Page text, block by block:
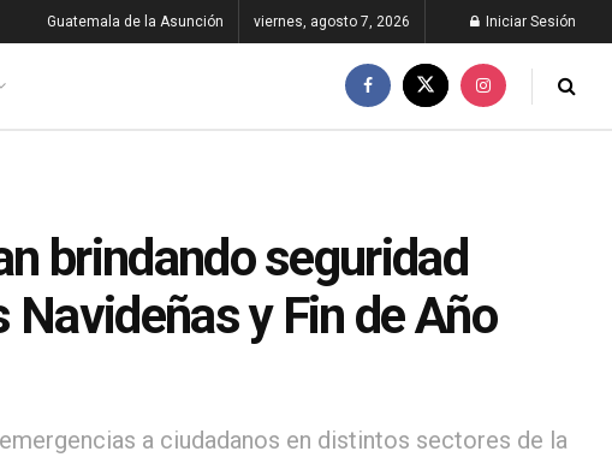
Guatemala de la Asunción viernes, agosto 7, 2026 Iniciar Sesión
brindando seguridad
y Fin de Año
a ciudadanos en distintos sectores de la